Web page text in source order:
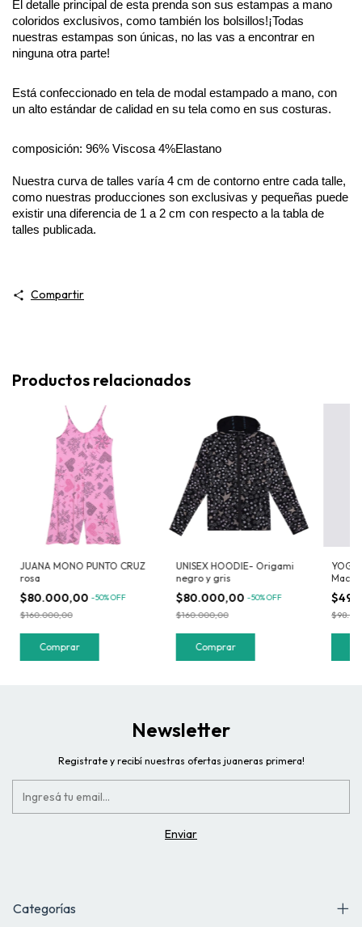
El detalle principal de esta prenda son sus estampas a mano
coloridos exclusivos, como también los bolsillos!¡Todas
nuestras estampas son únicas, no las vas a encontrar en
ninguna otra parte!
Está confeccionado en tela de modal estampado a mano, con
un alto estándar de calidad en su tela como en sus costuras.
composición: 96% Viscosa 4%Elastano
Nuestra curva de talles varía 4 cm de contorno entre cada talle,
como nuestras producciones son exclusivas y pequeñas puede
existir una diferencia de 1 a 2 cm con respecto a la tabla de
talles publicada.
Compartir
Productos relacionados
JUANA MONO PUNTO CRUZ
rosa
$80.000,00 -50%OFF
$160.000,00
Comprar
UNISEX HOODIE- Origami
negro y gris
$80.000,00 -50%OFF
$160.000,00
Comprar
YOGA
Newsletter
Registrate y recibí nuestras ofertas juaneras primera!
Categorías